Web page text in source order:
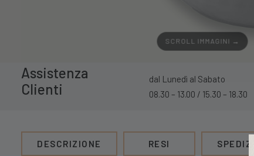
SCROLL IMMAGINI →
Assistenza
Clienti
dal Lunedì al Sabato
08.30 – 13.00 / 15.30 – 18.30
DESCRIZIONE RESI